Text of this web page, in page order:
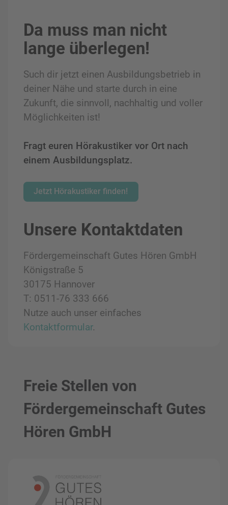
Da muss man nicht
lange überlegen!
Such dir jetzt einen Ausbildungsbetrieb in
deiner Nähe und starte durch in eine
Zukunft, die sinnvoll, nachhaltig und voller
Möglichkeiten ist!
Fragt euren Hörakustiker vor Ort nach
einem Ausbildungsplatz.
Jetzt Hörakustiker finden!
Unsere Kontaktdaten
Fördergemeinschaft Gutes Hören GmbH
Königstraße 5
30175 Hannover
T: 0511-76 333 666
Nutze auch unser einfaches
Kontaktformular.
Freie Stellen von
Fördergemeinschaft Gutes
Hören GmbH